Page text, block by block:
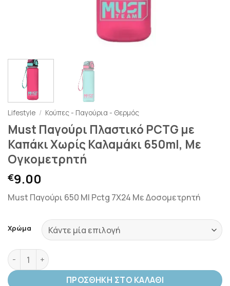
Lifestyle / Κούπες - Παγούρια - Θερμός
Must Παγούρι Πλαστικό PCTG με
Καπάκι Χωρίς Καλαμάκι 650ml, Με
Ογκομετρητή
€9.00
Must Παγούρι 650 Ml Pctg 7X24 Με Δοσομετρητή
Χρώμα
Must Παγούρι Πλαστικό PCTG με Καπάκι Χωρίς Καλαμάκι
ΠΡΟΣΘΉΚΗ ΣΤΟ ΚΑΛΆΘΙ